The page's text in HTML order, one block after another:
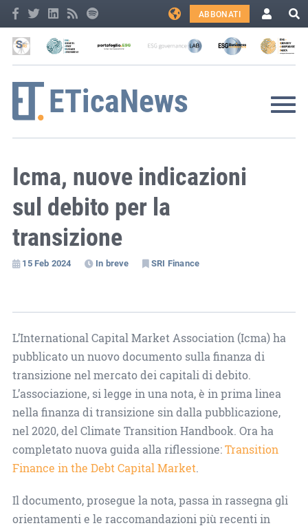
ABBONATI
Icma, nuove indicazioni
sul debito per la
transizione
15 Feb 2024 In breve SRI Finance
L’International Capital Market Association (Icma) ha
pubblicato un nuovo documento sulla finanza di
transizione nel mercato dei capitali di debito.
L’associazione, si legge in una nota, è in prima linea
nella finanza di transizione sin dalla pubblicazione,
nel 2020, del Climate Transition Handbook. Ora ha
completato nuova guida alla riflessione:Transition
Finance in the Debt Capital Market.
Il documento, prosegue la nota, passa in rassegna gli
orientamenti e le raccomandazioni più recenti in